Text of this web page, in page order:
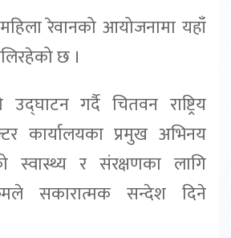
रेवानको आयोजनामा यहाँ
छ ।
उद्घाटन गर्दै चितवन राष्ट्रिय
कार्यालयका प्रमुख अभिनय
स्वास्थ्य र संरक्षणका लागि
सकारात्मक सन्देश दिने